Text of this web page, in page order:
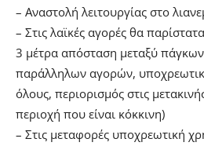
– Αναστολή λειτουργίας στο
– Στις λαϊκές αγορές θα
3 μέτρα απόσταση μεταξύ
παράλληλων αγορών,
όλους, περιορισμός στις
περιοχή που είναι κόκκινη)
– Στις μεταφορές υποχρεωτική